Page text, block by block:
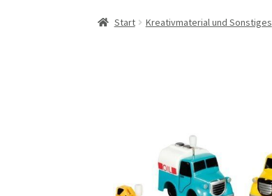
Start Kreativmaterial und Sonstiges